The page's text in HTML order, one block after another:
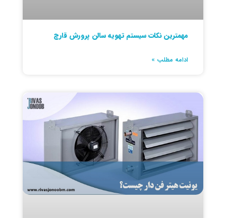
مهمترین نکات سیستم تهویه سالن پرورش قارچ
ادامه مطلب »